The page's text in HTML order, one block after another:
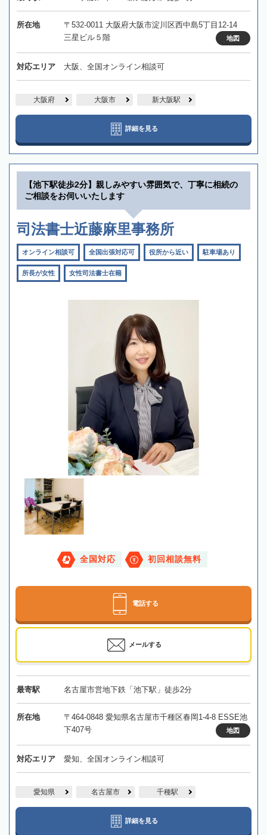
所在地
〒532-0011 大阪府大阪市淀川区西中島5丁目12-14
三星ビル５階
地図
対応エリア 大阪、全国オンライン相談可
大阪府 大阪市 新大阪駅
詳細を見る
【池下駅徒歩2分】親しみやすい雰囲気で、丁寧に相続の
ご相談をお伺いいたします
司法書士近藤麻里事務所
オンライン相談可 全国出張対応可 役所から近い 駐車場あり
所長が女性 女性司法書士在籍
全国対応 初回相談無料
電話する
メールする
最寄駅 名古屋市営地下鉄「池下駅」徒歩2分
所在地
〒464-0848 愛知県名古屋市千種区春岡1-4-8 ESSE池
下407号
地図
対応エリア 愛知、全国オンライン相談可
愛知県 名古屋市 千種駅
詳細を見る